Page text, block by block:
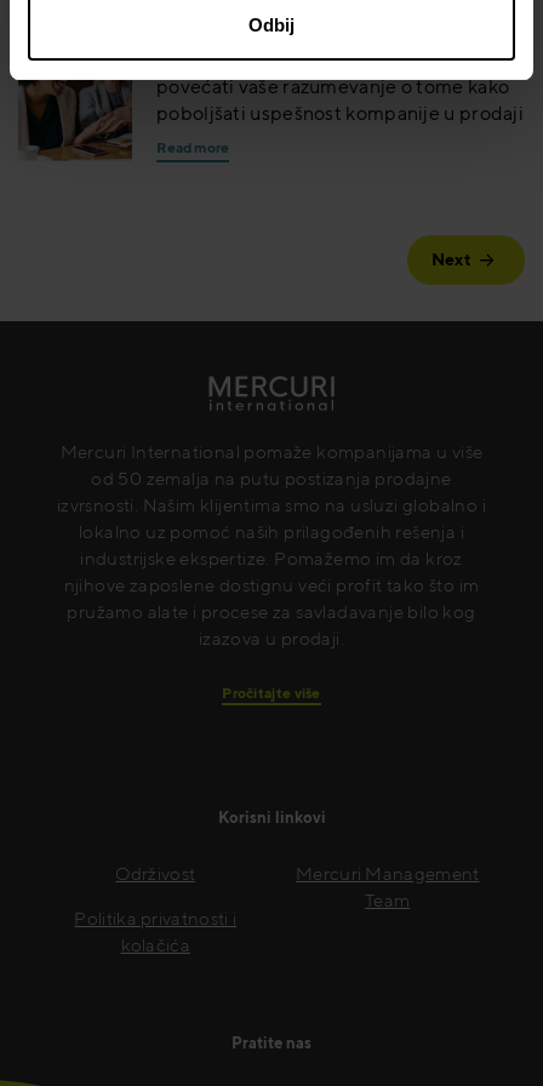
Odbij
Mercuri-jev program Social Selling može
povećati vaše razumevanje o tome kako
poboljšati uspešnost kompanije u prodaji
Read more
Next
Mercuri International pomaže kompanijama u više
od 50 zemalja na putu postizanja prodajne
izvrsnosti. Našim klijentima smo na usluzi globalno i
lokalno uz pomoć naših prilagođenih rešenja i
industrijske ekspertize. Pomažemo im da kroz
njihove zaposlene dostignu veći profit tako što im
pružamo alate i procese za savladavanje bilo kog
izazova u prodaji.
Pročitajte više
Korisni linkovi
Održivost
Politika privatnosti i
kolačića
Mercuri Management
Team
Pratite nas